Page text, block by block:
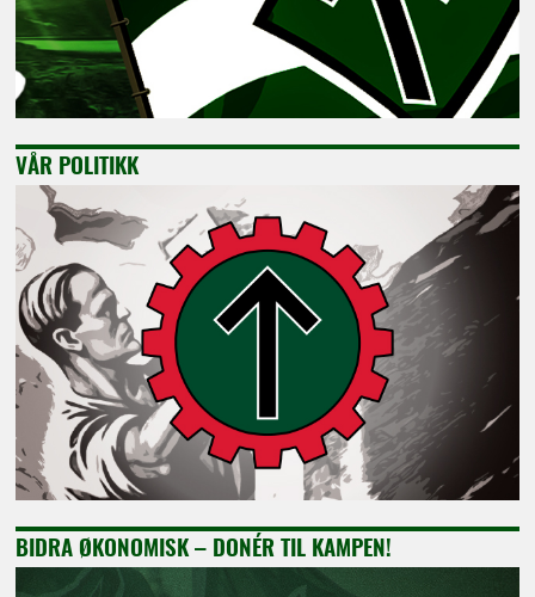
VÅR POLITIKK
BIDRA ØKONOMISK – DONÉR TIL KAMPEN!